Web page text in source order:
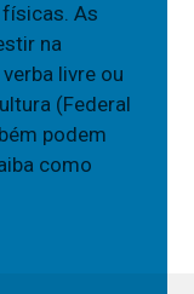
As
na
livre ou
(Federal
podem
como